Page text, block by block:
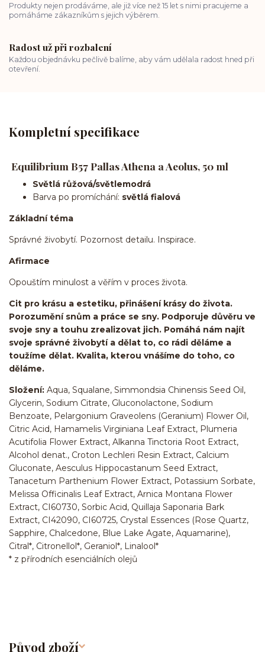
Produkty nejen prodáváme, ale již více než 15 let s nimi pracujeme a
pomáháme zákazníkům s jejich výběrem.
Radost už při rozbalení
Každou objednávku pečlivě balíme, aby vám udělala radost hned při
otevření.
Kompletní specifikace
Equilibrium B57 Pallas Athena a Aeolus, 50 ml
Světlá růžová/světlemodrá
Barva po promíchání: světlá fialová
Základní téma
Správné živobytí. Pozornost detailu. Inspirace.
Afirmace
Opouštím minulost a věřím v proces života.
Cit pro krásu a estetiku, přinášení krásy do života.
Porozumění snům a práce se sny. Podporuje důvěru ve
svoje sny a touhu zrealizovat jich. Pomáhá nám najít
svoje správné živobytí a dělat to, co rádi děláme a
toužíme dělat. Kvalita, kterou vnášíme do toho, co
děláme.
Složení: Aqua, Squalane, Simmondsia Chinensis Seed Oil,
Glycerin, Sodium Citrate, Gluconolactone, Sodium
Benzoate, Pelargonium Graveolens (Geranium) Flower Oil,
Citric Acid, Hamamelis Virginiana Leaf Extract, Plumeria
Acutifolia Flower Extract, Alkanna Tinctoria Root Extract,
Alcohol denat., Croton Lechleri Resin Extract, Calcium
Gluconate, Aesculus Hippocastanum Seed Extract,
Tanacetum Parthenium Flower Extract, Potassium Sorbate,
Melissa Officinalis Leaf Extract, Arnica Montana Flower
Extract, CI60730, Sorbic Acid, Quillaja Saponaria Bark
Extract, CI42090, CI60725, Crystal Essences (Rose Quartz,
Sapphire, Chalcedone, Blue Lake Agate, Aquamarine),
Citral*, Citronellol*, Geraniol*, Linalool*
* z přírodních esenciálních olejů
Původ zboží